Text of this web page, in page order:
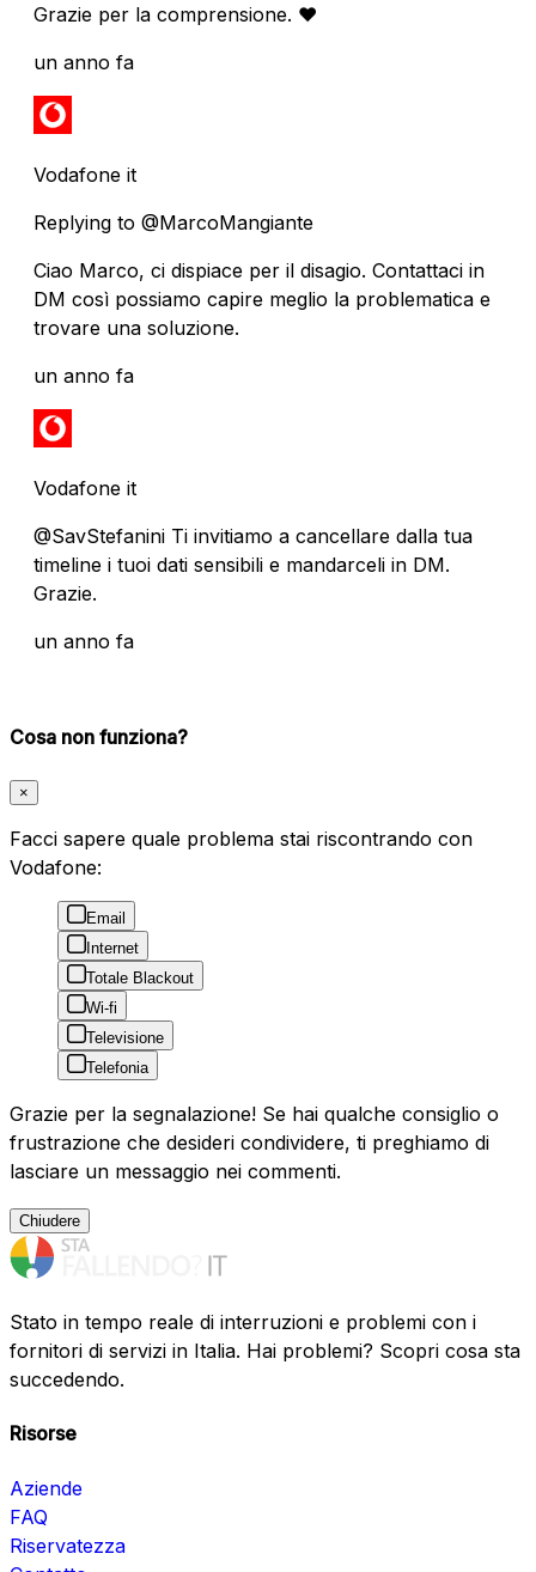
Grazie per la comprensione. ❤️
un anno fa
Vodafone it
Replying to @MarcoMangiante
Ciao Marco, ci dispiace per il disagio. Contattaci in
DM così possiamo capire meglio la problematica e
trovare una soluzione.
un anno fa
Vodafone it
@SavStefanini Ti invitiamo a cancellare dalla tua
timeline i tuoi dati sensibili e mandarceli in DM.
Grazie.
un anno fa
Cosa non funziona?
×
Facci sapere quale problema stai riscontrando con
Vodafone:
Email
Internet
Totale Blackout
Wi-fi
Televisione
Telefonia
Grazie per la segnalazione! Se hai qualche consiglio o
frustrazione che desideri condividere, ti preghiamo di
lasciare un messaggio nei commenti.
Chiudere
Stato in tempo reale di interruzioni e problemi con i
fornitori di servizi in Italia. Hai problemi? Scopri cosa sta
succedendo.
Risorse
Aziende
FAQ
Riservatezza